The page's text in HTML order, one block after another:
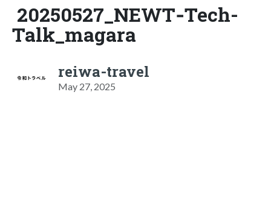
20250527_NEWT‐Tech-
Talk_magara
reiwa-travel
May 27, 2025